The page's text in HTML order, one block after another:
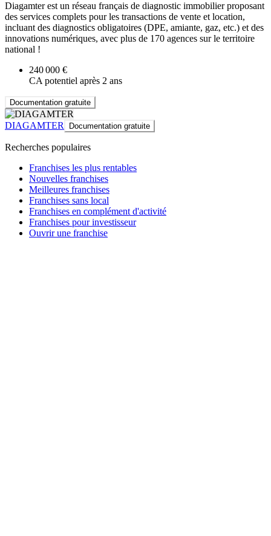
Diagamter est un réseau français de diagnostic immobilier proposant
des services complets pour les transactions de vente et location,
incluant des diagnostics obligatoires (DPE, amiante, gaz, etc.) et des
innovations numériques, avec plus de 170 agences sur le territoire
national !
240 000 €
CA potentiel après 2 ans
Documentation gratuite
DIAGAMTER Documentation gratuite
Recherches populaires
Franchises les plus rentables
Nouvelles franchises
Meilleures franchises
Franchises sans local
Franchises en complément d'activité
Franchises pour investisseur
Ouvrir une franchise